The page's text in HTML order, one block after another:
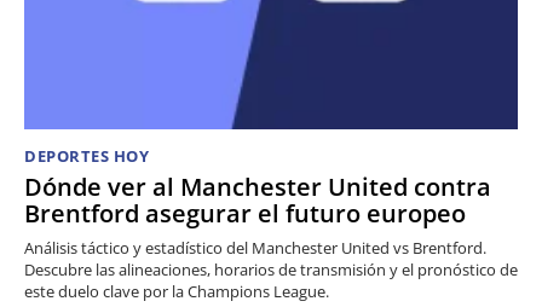
DEPORTES HOY
Dónde ver al Manchester United contra
Brentford asegurar el futuro europeo
Análisis táctico y estadístico del Manchester United vs Brentford.
Descubre las alineaciones, horarios de transmisión y el pronóstico de
este duelo clave por la Champions League.